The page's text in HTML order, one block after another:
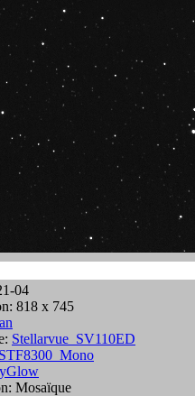
04
818 x 745
Stellarvue_SV110ED
STF8300_Mono
Mosaïque